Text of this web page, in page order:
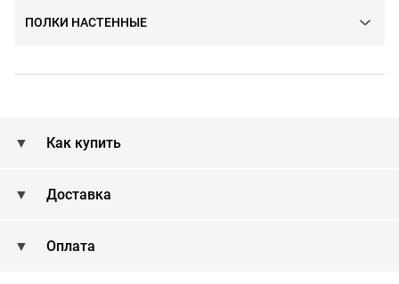
ПОЛКИ НАСТЕННЫЕ
Как купить
Доставка
Оплата